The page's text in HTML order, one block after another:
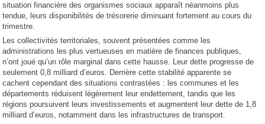
situation financière des organismes sociaux apparaît néanmoins plus
tendue, leurs disponibilités de trésorerie diminuant fortement au cours du
trimestre.
Les collectivités territoriales, souvent présentées comme les
administrations les plus vertueuses en matière de finances publiques,
n’ont joué qu’un rôle marginal dans cette hausse. Leur dette progresse de
seulement 0,8 milliard d’euros. Derrière cette stabilité apparente se
cachent cependant des situations contrastées : les communes et les
départements réduisent légèrement leur endettement, tandis que les
régions poursuivent leurs investissements et augmentent leur dette de 1,8
milliard d’euros, notamment dans les infrastructures de transport.